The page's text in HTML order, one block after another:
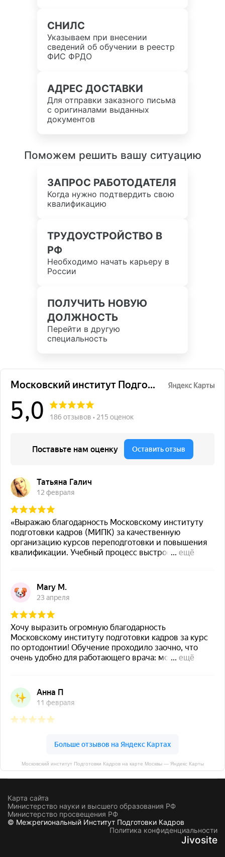
СНИЛС
Указываем при внесении
сведений об обучении в реестр
ФИС ФРДО
АДРЕС ДОСТАВКИ
Для отправки заказного письма
с оригиналами выданных
документов
Поможем решить вашу ситуацию
ЗАПРОС РАБОТОДАТЕЛЯ
Когда нужно подтвердить свою
квалификацию
ТРУДОУСТРОЙСТВО В
РФ
Необходимо начать карьеру в
России
ПОЛУЧИТЬ НОВУЮ
ДОЛЖНОСТЬ
Перейти в другую
специальность
Московский институт Подготовки Кадров на карте Москвы — Яндекс Карты
Карта сайта
Министерство науки и высшего образования РФ
Министерство просвещения РФ
© Межрегиональный Институт Подготовки Кадров
Политика конфиденциальности
Jivosite